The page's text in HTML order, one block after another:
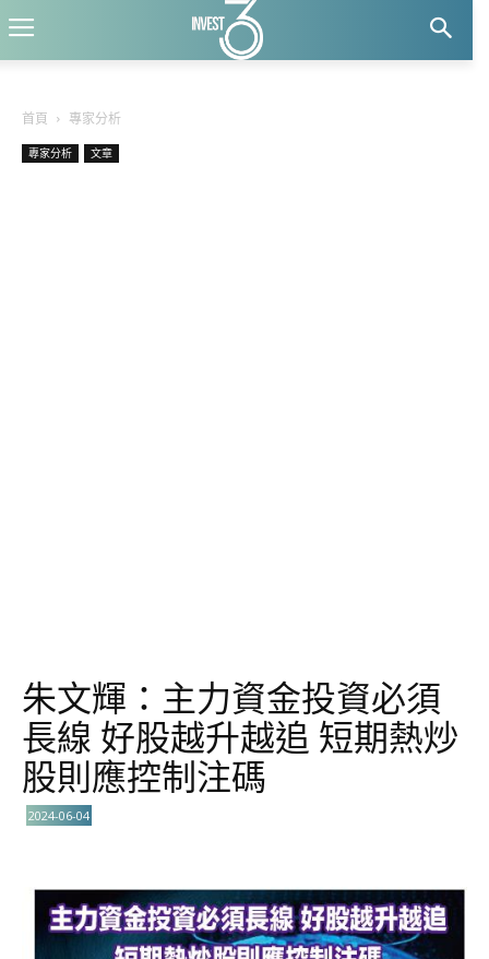
首頁 專家分析
專家分析 文章
朱文輝：主力資金投資必須
長線 好股越升越追 短期熱炒
股則應控制注碼
2024-06-04